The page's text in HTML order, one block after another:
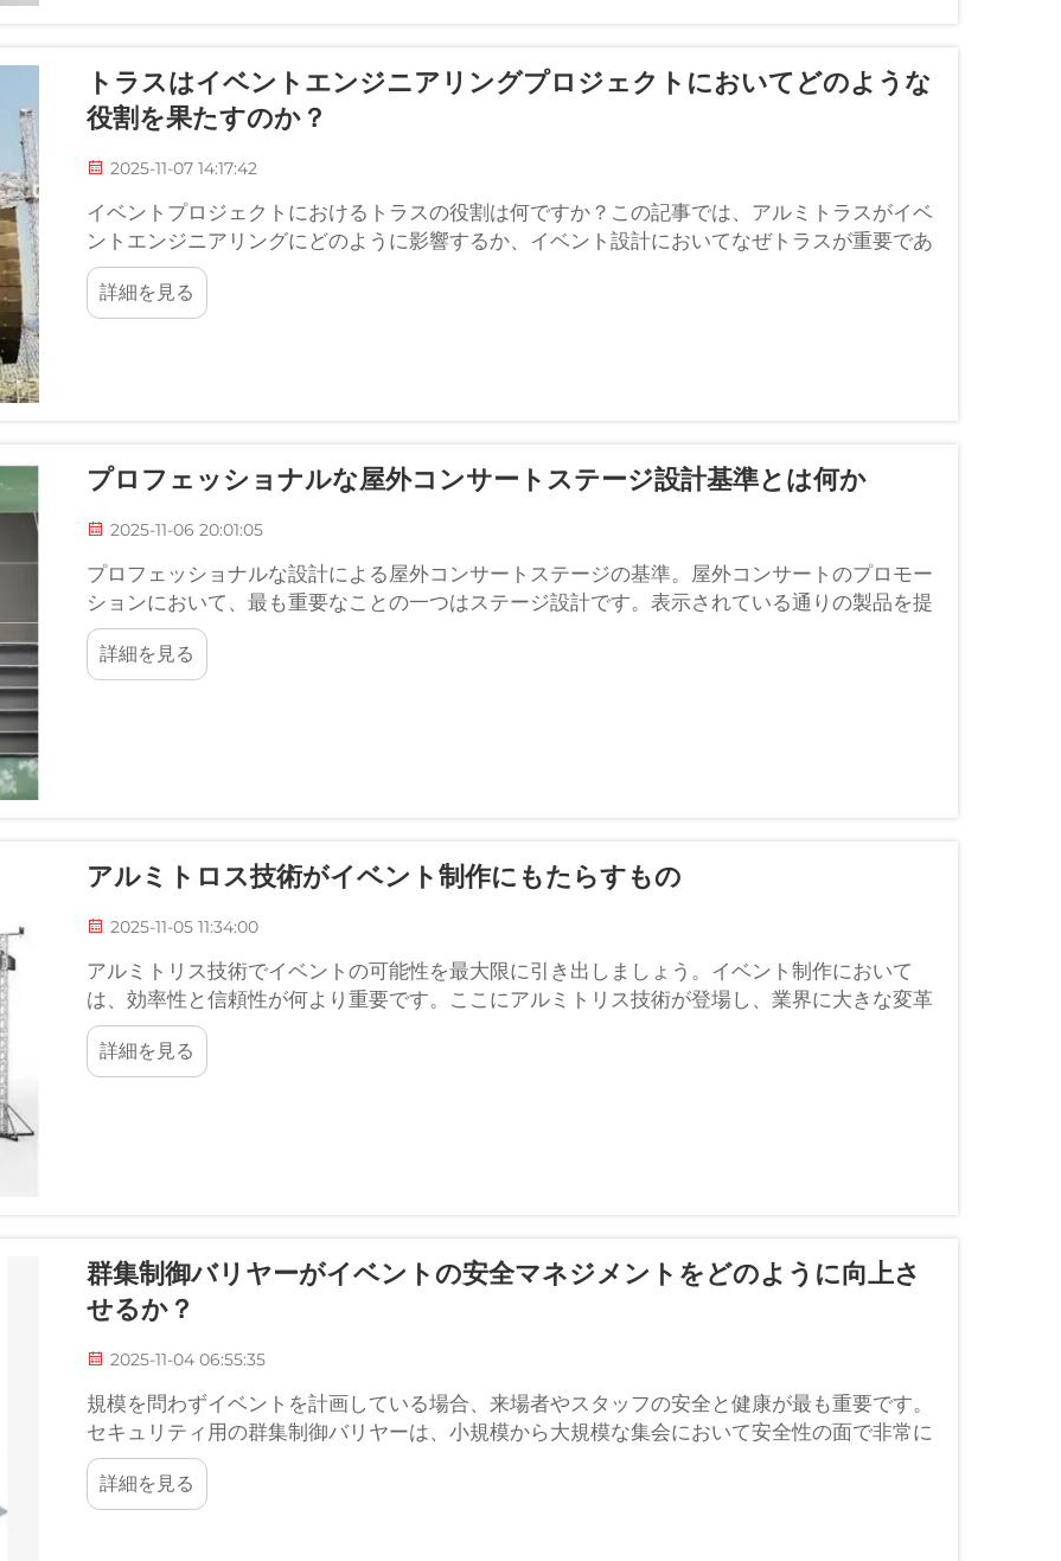
トラスはイベントエンジニアリングプロジェクトにおいてどのような
役割を果たすのか？
2025-11-07 14:17:42
イベントプロジェクトにおけるトラスの役割は何ですか？この記事では、アルミトラスがイベ
ントエンジニアリングにどのように影響するか、イベント設計においてなぜトラスが重要であ
るか、屋根の構造部材を使用することで何が得られるかについて詳しく学びましょう。
詳細を見る
プロフェッショナルな屋外コンサートステージ設計基準とは何か
2025-11-06 20:01:05
プロフェッショナルな設計による屋外コンサートステージの基準。屋外コンサートのプロモー
ションにおいて、最も重要なことの一つはステージ設計です。表示されている通りの製品を提
供できるよう最善を尽くしていますが、ご注文いただいた商品が入手できない場合、当社から
ご連絡いたします…
詳細を見る
アルミトロス技術がイベント制作にもたらすもの
2025-11-05 11:34:00
アルミトリス技術でイベントの可能性を最大限に引き出しましょう。イベント制作において
は、効率性と信頼性が何より重要です。ここにアルミトリス技術が登場し、業界に大きな変革
をもたらしています。たとえば…
詳細を見る
群集制御バリヤーがイベントの安全マネジメントをどのように向上さ
せるか？
2025-11-04 06:55:35
規模を問わずイベントを計画している場合、来場者やスタッフの安全と健康が最も重要です。
セキュリティ用の群集制御バリヤーは、小規模から大規模な集会において安全性の面で非常に
重要な役割を果たします。これらのバリヤーを使用することで、安全の確保が図られます…
詳細を見る